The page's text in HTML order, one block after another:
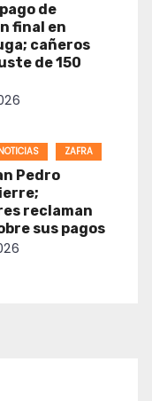
de
final en
cañeros
de 150
ZAFRA
Pedro
reclaman
sus pagos